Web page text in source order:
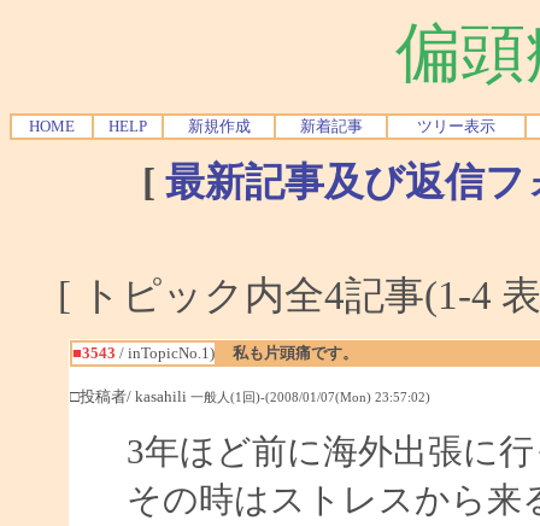
偏
HOME HELP 新規作成 新着記事 ツリー表示
[ 最新記事及び返信
[ トピック内全4記事(1-4
■3543 / inTopicNo.1) 私も片頭痛です。
□投稿者/ kasahili 一般人(1回)-(2008/01/07(Mon) 23:57:02)
3年ほど前に海外出張に
その時はストレスから